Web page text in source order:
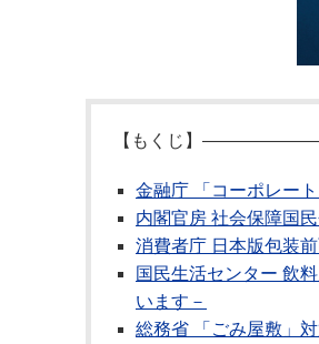
【もくじ】
金融庁 「コーポレー
内閣官房 社会保障国
消費者庁 日本版包装
国民生活センター 飲
います－
総務省 「ごみ屋敷」